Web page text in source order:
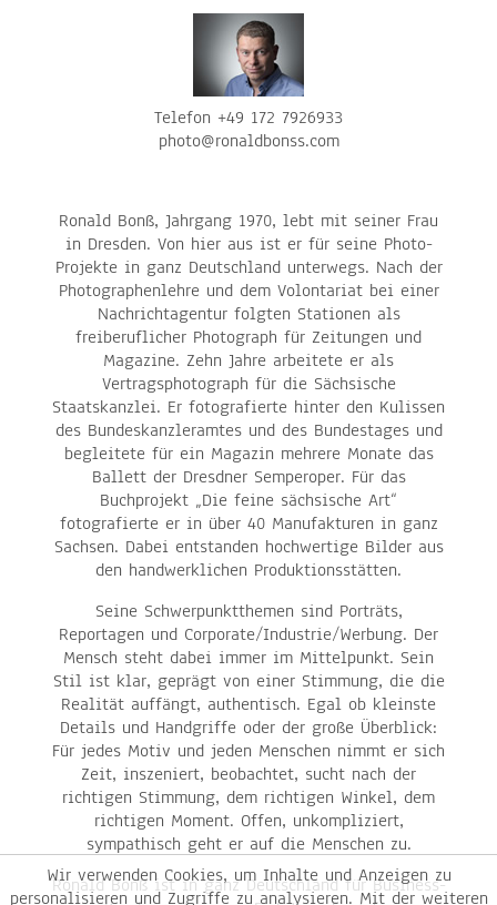
Telefon +49 172 7926933
photo@ronaldbonss.com
Ronald Bonß, Jahrgang 1970, lebt mit seiner Frau
in Dresden. Von hier aus ist er für seine Photo-
Projekte in ganz Deutschland unterwegs. Nach der
Photographenlehre und dem Volontariat bei einer
Nachrichtagentur folgten Stationen als
freiberuflicher Photograph für Zeitungen und
Magazine. Zehn Jahre arbeitete er als
Vertragsphotograph für die Sächsische
Staatskanzlei. Er fotografierte hinter den Kulissen
des Bundeskanzleramtes und des Bundestages und
begleitete für ein Magazin mehrere Monate das
Ballett der Dresdner Semperoper. Für das
Buchprojekt „Die feine sächsische Art“
fotografierte er in über 40 Manufakturen in ganz
Sachsen. Dabei entstanden hochwertige Bilder aus
den handwerklichen Produktionsstätten.
Seine Schwerpunktthemen sind Porträts,
Reportagen und Corporate/Industrie/Werbung. Der
Mensch steht dabei immer im Mittelpunkt. Sein
Stil ist klar, geprägt von einer Stimmung, die die
Realität auffängt, authentisch. Egal ob kleinste
Details und Handgriffe oder der große Überblick:
Für jedes Motiv und jeden Menschen nimmt er sich
Zeit, inszeniert, beobachtet, sucht nach der
richtigen Stimmung, dem richtigen Winkel, dem
richtigen Moment. Offen, unkompliziert,
sympathisch geht er auf die Menschen zu.
Ronald Bonß ist in ganz Deutschland für Business-
Wir verwenden Cookies, um Inhalte und Anzeigen zu
personalisieren und Zugriffe zu analysieren. Mit der weiteren